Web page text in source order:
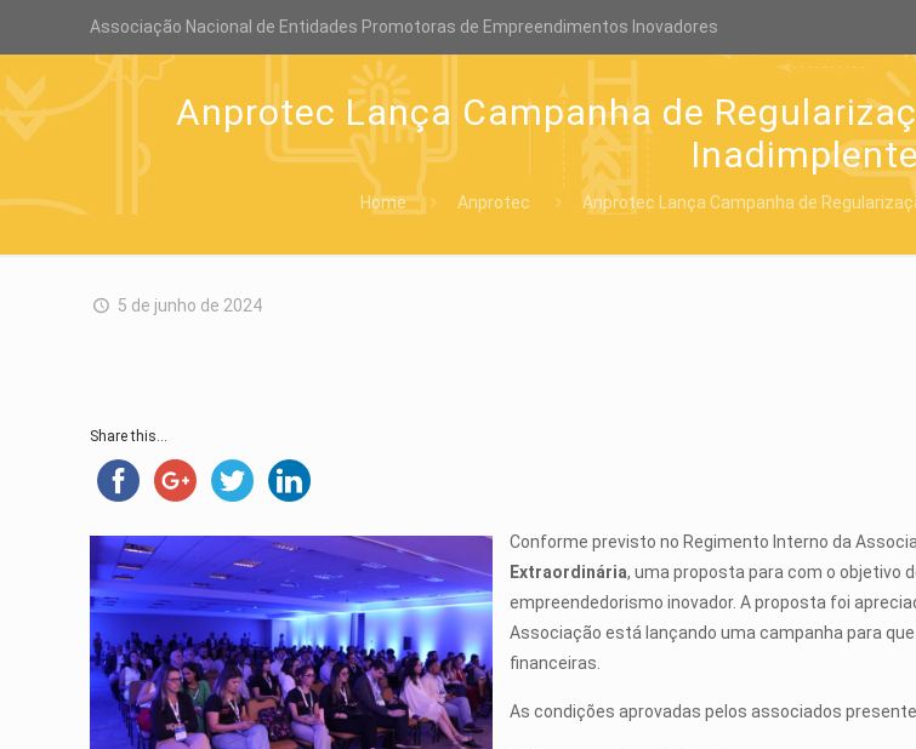
Associação Nacional de Entidades Promotoras de Empreendimentos Inovadores
Anprotec Lança Campanha de
Home Anprotec Anprotec Lança Campanha de
5 de junho de 2024
Share this...
Conforme previsto no Regimento Interno da
Extraordinária, uma proposta para com o objetivo
empreendedorismo inovador. A proposta foi
Associação está lançando uma campanha para
financeiras.
As condições aprovadas pelos associados